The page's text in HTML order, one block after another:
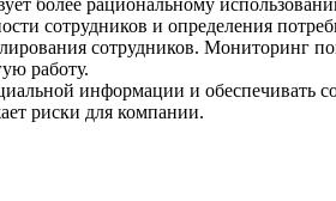
сотрудников и определения
сотрудников. Мониторинг
работу.
информации и обеспечивать
риски для компании.